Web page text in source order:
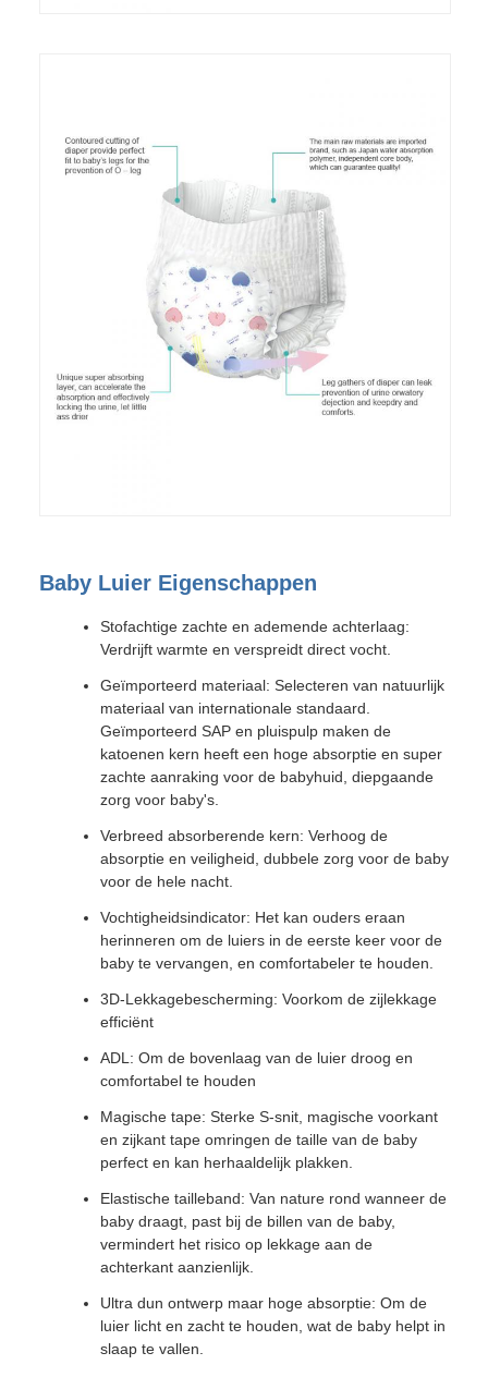
Baby Luier Eigenschappen
Stofachtige zachte en ademende achterlaag:
Verdrijft warmte en verspreidt direct vocht.
Geïmporteerd materiaal: Selecteren van natuurlijk
materiaal van internationale standaard.
Geïmporteerd SAP en pluispulp maken de
katoenen kern heeft een hoge absorptie en super
zachte aanraking voor de babyhuid, diepgaande
zorg voor baby's.
Verbreed absorberende kern: Verhoog de
absorptie en veiligheid, dubbele zorg voor de baby
voor de hele nacht.
Vochtigheidsindicator: Het kan ouders eraan
herinneren om de luiers in de eerste keer voor de
baby te vervangen, en comfortabeler te houden.
3D-Lekkagebescherming: Voorkom de zijlekkage
efficiënt
ADL: Om de bovenlaag van de luier droog en
comfortabel te houden
Magische tape: Sterke S-snit, magische voorkant
en zijkant tape omringen de taille van de baby
perfect en kan herhaaldelijk plakken.
Elastische tailleband: Van nature rond wanneer de
baby draagt, past bij de billen van de baby,
vermindert het risico op lekkage aan de
achterkant aanzienlijk.
Ultra dun ontwerp maar hoge absorptie: Om de
luier licht en zacht te houden, wat de baby helpt in
slaap te vallen.